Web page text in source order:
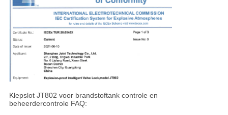
Klepslot JT802 voor brandstoftank controle en
beheerdercontrole FAQ: